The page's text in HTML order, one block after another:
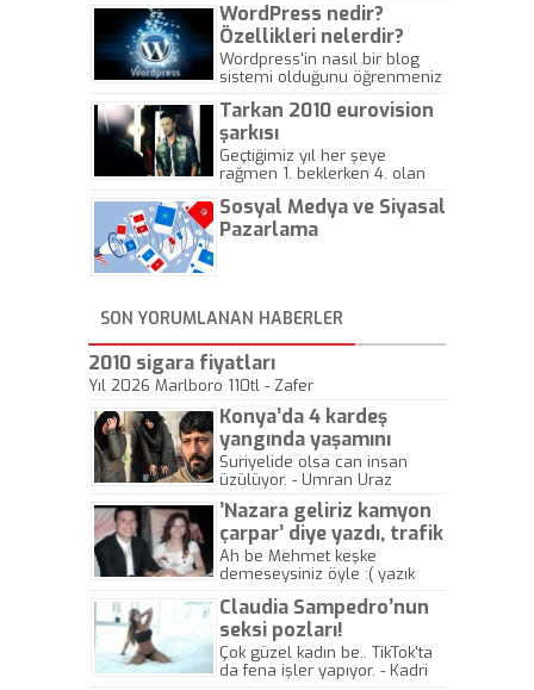
WordPress nedir?
Özellikleri nelerdir?
Wordpress'in nasıl bir blog
sistemi olduğunu öğrenmeniz
Tarkan 2010 eurovision
şarkısı
Geçtiğimiz yıl her şeye
rağmen 1. beklerken 4. olan
gösterisinin bu yarışmada
önemli olmadığını anlamıştır.
Sosyal Medya ve Siyasal
Pazarlama
SON YORUMLANAN HABERLER
2010 sigara fiyatları
Yıl 2026 Marlboro 110tl - Zafer
Konya’da 4 kardeş
yangında yaşamını
yitirdi
Suriyelide olsa can insan
üzülüyor. - Umran Uraz
’Nazara geliriz kamyon
çarpar’ diye yazdı, trafik
kazasında öldü!
Ah be Mehmet keşke
demeseysiniz öyle :( yazık
Claudia Sampedro’nun
seksi pozları!
Çok güzel kadın be.. TikTok'ta
da fena işler yapıyor. - Kadri